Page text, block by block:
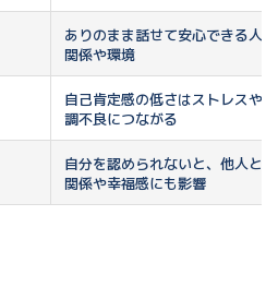
ありのまま話せて安心できる人間
関係や環境
自己肯定感の低さはストレスや体
調不良につながる
自分を認められないと、他人との
関係や幸福感にも影響